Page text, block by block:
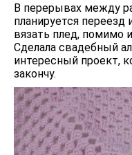
В перерывах между
планируется переезд
вязать плед, помимо
Сделала свадебный
интересный проект,
закончу.